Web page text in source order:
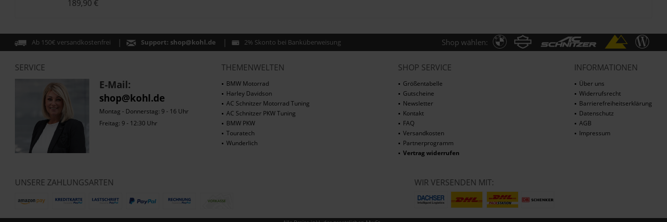
BMW R1250GS/RT
189,90 €
Ab 150€ versandkostenfrei Support: shop@kohl.de 2% Skonto bei Banküberweisung Shop wählen:
SERVICE
E-Mail:
shop@kohl.de
Montag - Donnerstag: 9 - 16 Uhr
Freitag: 9 - 12:30 Uhr
THEMENWELTEN
BMW Motorrad
Harley Davidson
AC Schnitzer Motorrad Tuning
AC Schnitzer PKW Tuning
BMW PKW
Touratech
Wunderlich
SHOP SERVICE
Größentabelle
Gutscheine
Newsletter
Kontakt
FAQ
Versandkosten
Partnerprogramm
Vertrag widerrufen
INFORMATIONEN
Über uns
Widerrufsrecht
Barrierefreiheitserklärung
Datenschutz
AGB
Impressum
UNSERE ZAHLUNGSARTEN WIR VERSENDEN MIT: